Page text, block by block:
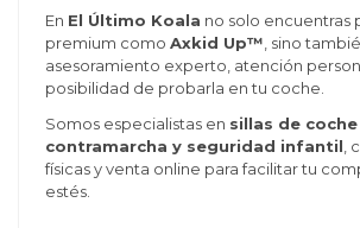
En El Último Koala no solo encuentras
premium como Axkid Up™, sino
asesoramiento experto, atención
posibilidad de probarla en tu coche.
Somos especialistas en sillas de coche
contramarcha y seguridad infantil ,
físicas y venta online para facilitar tu
estés.